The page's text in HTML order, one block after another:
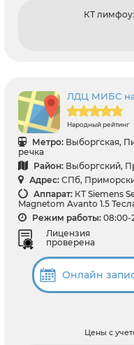
КТ
ЛДЦ МИБС
Народный рейтинг
Метро: Выборгская,
речка
Район: Выборгский,
Адрес: СПб,
Аппарат: КТ Siemens
Magnetom Avanto 1.5
Режим работы: 08:00-
Лицензия
проверена
Онлайн
Цены с